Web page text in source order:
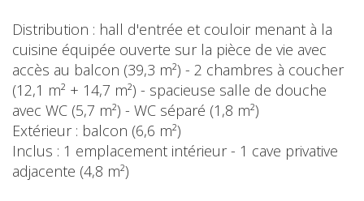
Distribution : hall d'entrée et couloir menant à la
cuisine équipée ouverte sur la pièce de vie avec
accès au balcon (39,3 m²) - 2 chambres à coucher
(12,1 m² + 14,7 m²) - spacieuse salle de douche
avec WC (5,7 m²) - WC séparé (1,8 m²)
Extérieur : balcon (6,6 m²)
Inclus : 1 emplacement intérieur - 1 cave privative
adjacente (4,8 m²)